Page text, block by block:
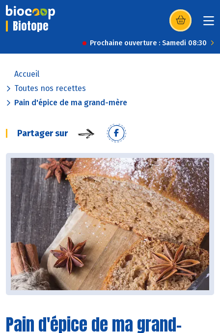
Biotope (s’ouvre dans
Prochaine ouverture : Samedi 08:30
Accueil
Toutes nos recettes
Pain d'épice de ma grand-mère
Partager sur
Pain d'épice de ma grand-